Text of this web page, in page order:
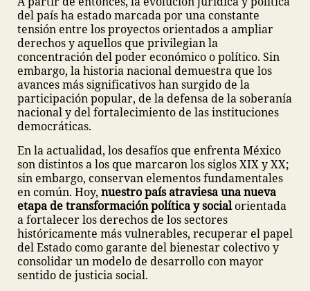
del país ha estado marcada por una constante
tensión entre los proyectos orientados a ampliar
derechos y aquellos que privilegian la
concentración del poder económico o político. Sin
embargo, la historia nacional demuestra que los
avances más significativos han surgido de la
participación popular, de la defensa de la soberanía
nacional y del fortalecimiento de las instituciones
democráticas.
En la actualidad, los desafíos que enfrenta México
son distintos a los que marcaron los siglos XIX y XX;
sin embargo, conservan elementos fundamentales
en común. Hoy, nuestro país atraviesa una nueva
etapa de transformación política y socialorientada
a fortalecer los derechos de los sectores
históricamente más vulnerables, recuperar el papel
del Estado como garante del bienestar colectivo y
consolidar un modelo de desarrollo con mayor
sentido de justicia social.